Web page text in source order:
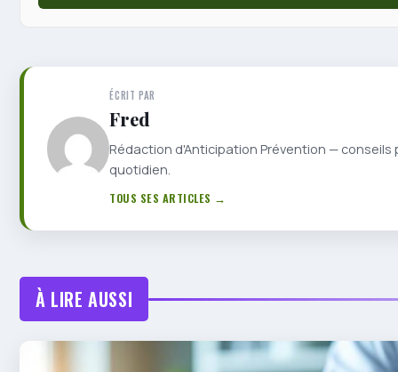
ÉCRIT PAR
Fred
Rédaction d'Anticipation Prévention —
quotidien.
TOUS SES ARTICLES →
À LIRE AUSSI